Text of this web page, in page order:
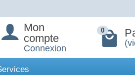
Mon
compte
Connexion
0